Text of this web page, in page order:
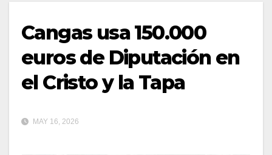
Cangas usa 150.000
euros de Diputación en
el Cristo y la Tapa
MAY 16, 2026